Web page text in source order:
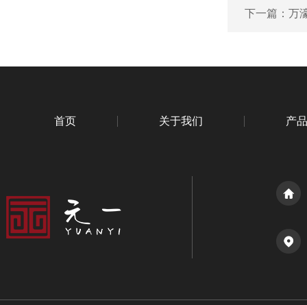
下一篇： 万
首页 关于我们 产